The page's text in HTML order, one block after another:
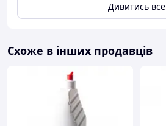
Дивитись все
Схоже в інших продавців